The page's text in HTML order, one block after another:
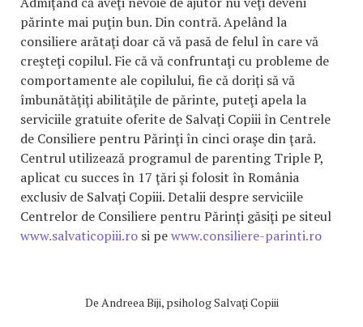
părinte mai puţin bun. Din contră. Apelând la
consiliere arătaţi doar că vă pasă de felul în care vă
creşteţi copilul. Fie că vă confruntaţi cu probleme de
comportamente ale copilului, fie că doriţi să vă
îmbunătăţiţi abilităţile de părinte, puteţi apela la
serviciile gratuite oferite de Salvaţi Copiii în Centrele
de Consiliere pentru Părinţi în cinci oraşe din ţară.
Centrul utilizează programul de parenting Triple P,
aplicat cu succes în 17 ţări şi folosit în România
exclusiv de Salvaţi Copiii. Detalii despre serviciile
Centrelor de Consiliere pentru Părinţi găsiţi pe siteul
www.salvaticopiii.ro si pewww.consiliere-parinti.ro
De Andreea Biji, psiholog Salvaţi Copiii